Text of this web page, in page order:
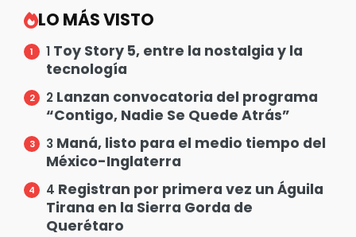
LO MÁS VISTO
1 Toy Story 5, entre la nostalgia y la
tecnología
2 Lanzan convocatoria del programa
“Contigo, Nadie Se Quede Atrás”
3 Maná, listo para el medio tiempo del
México-Inglaterra
4 Registran por primera vez un Águila
Tirana en la Sierra Gorda de
Querétaro